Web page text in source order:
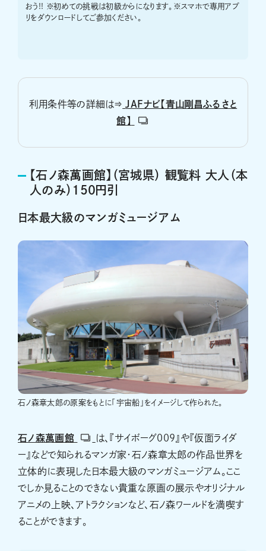
おう!! ※初めての挑戦は初級からになります。※スマホで専用アプ
リをダウンロードしてご参加ください。
利用条件等の詳細は⇒ JAFナビ【青山剛昌ふるさと
館】
【石ノ森萬画館】（宮城県） 観覧料 大人（本
人のみ）150円引
日本最大級のマンガミュージアム
石ノ森章太郎の原案をもとに「宇宙船」をイメージして作られた。
石ノ森萬画館
は、『サイボーグ009』や『仮面ライダ
ー』などで知られるマンガ家・石ノ森章太郎の作品世界を
立体的に表現した日本最大級のマンガミュージアム。ここ
でしか見ることのできない貴重な原画の展示やオリジナル
アニメの上映、アトラクションなど、石ノ森ワールドを満喫す
ることができます。